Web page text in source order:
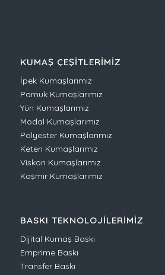
KUMAŞ ÇEŞITLERIMIZ
İpek Kumaşlarımız
Pamuk Kumaşlarımız
Yün Kumaşlarımız
Modal Kumaşlarımız
Polyester Kumaşlarımız
Keten Kumaşlarımız
Viskon Kumaşlarımız
Kaşmir Kumaşlarımız
BASKI TEKNOLOJILERIMIZ
Dijital Kumaş Baskı
Emprime Baskı
Transfer Baskı